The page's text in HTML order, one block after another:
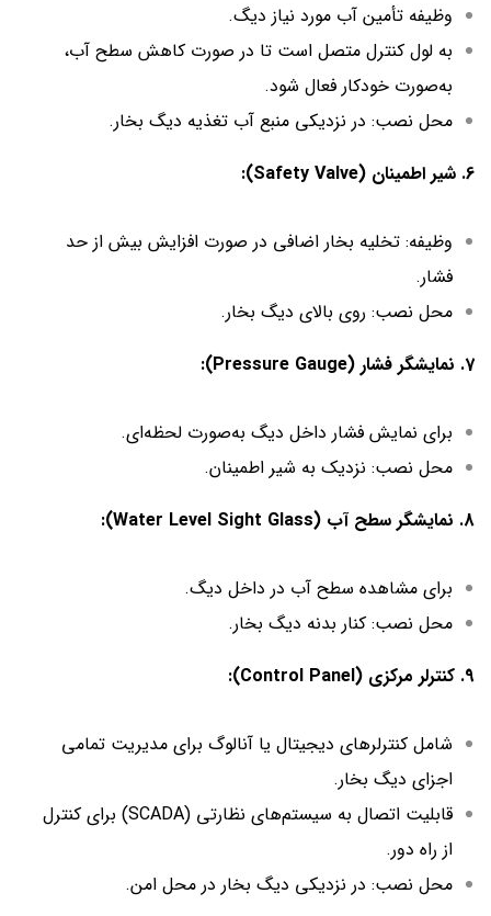
وظیفه تأمین آب مورد نیاز دیگ.
به لول کنترل متصل است تا در صورت کاهش سطح آب،
به‌صورت خودکار فعال شود.
محل نصب: در نزدیکی منبع آب تغذیه دیگ بخار.
6. شیر اطمینان (Safety Valve):
وظیفه: تخلیه بخار اضافی در صورت افزایش بیش از حد
فشار.
محل نصب: روی بالای دیگ بخار.
7. نمایشگر فشار (Pressure Gauge):
برای نمایش فشار داخل دیگ به‌صورت لحظه‌ای.
محل نصب: نزدیک به شیر اطمینان.
8. نمایشگر سطح آب (Water Level Sight Glass):
برای مشاهده سطح آب در داخل دیگ.
محل نصب: کنار بدنه دیگ بخار.
9. کنترلر مرکزی (Control Panel):
شامل کنترلرهای دیجیتال یا آنالوگ برای مدیریت تمامی
اجزای دیگ بخار.
قابلیت اتصال به سیستم‌های نظارتی (SCADA) برای کنترل
از راه دور.
محل نصب: در نزدیکی دیگ بخار در محل امن.